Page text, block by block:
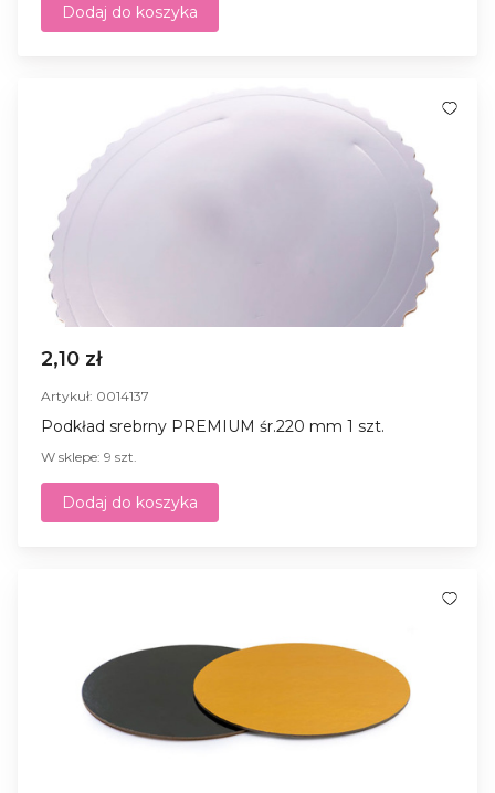
Dodaj do koszyka
2,10 zł
Artykuł: 0014137
Podkład srebrny PREMIUM śr.220 mm 1 szt.
W sklepe: 9 szt.
Dodaj do koszyka